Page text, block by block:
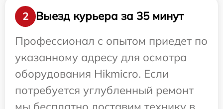
2
Выезд курьера за 35 минут
Профессионал с опытом приедет по
указанному адресу для осмотра
оборудования Hikmicro. Если
потребуется углубленный ремонт